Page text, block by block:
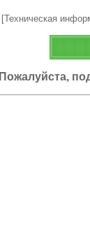
[Техническая
Пожалуйста,